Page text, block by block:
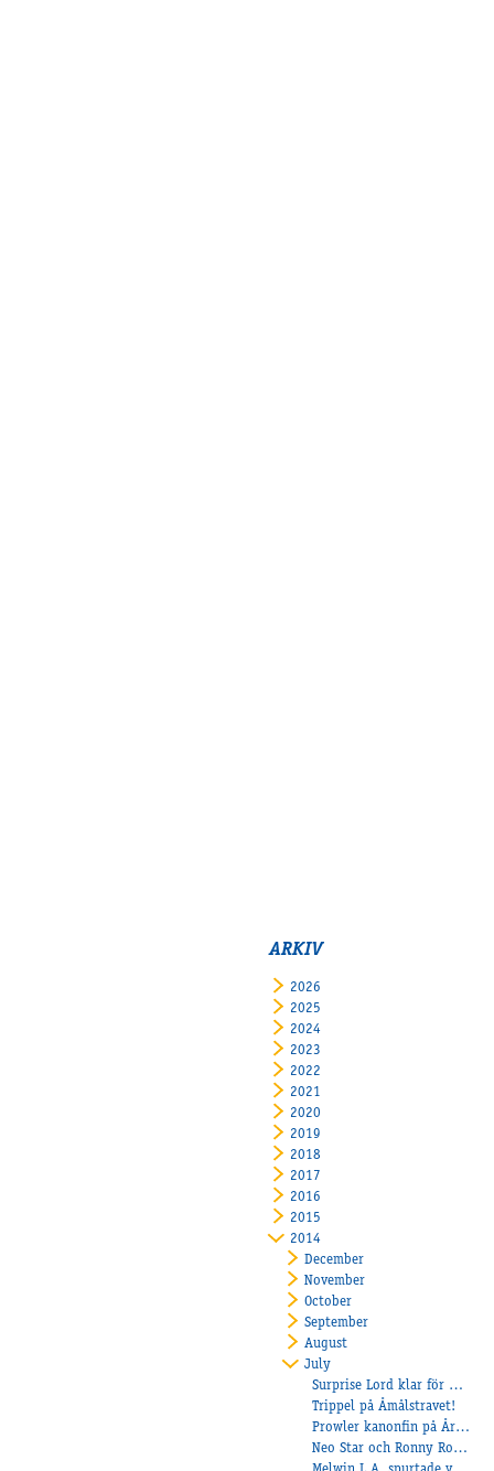
ARKIV
2026
2025
2024
2023
2022
2021
2020
2019
2018
2017
2016
2015
2014
December
November
October
September
August
July
Surprise Lord klar för Åby Stora Pris!
Trippel på Åmålstravet!
Prowler kanonfin på Årjäng!
Neo Star och Ronny Rosér segerade på Halmstad!